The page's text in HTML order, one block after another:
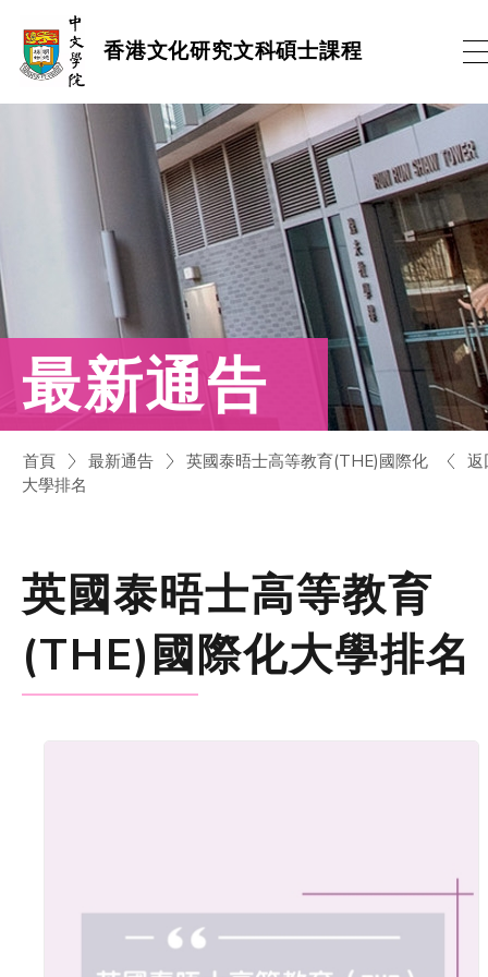
香港文化研究文科碩士課程
到
內
容
(按
入
鍵)
最新通告
首頁 最新通告
英國泰晤士高等教育(THE)國際化
大學排名
返
英國泰晤士高等教育
(THE)國際化大學排名